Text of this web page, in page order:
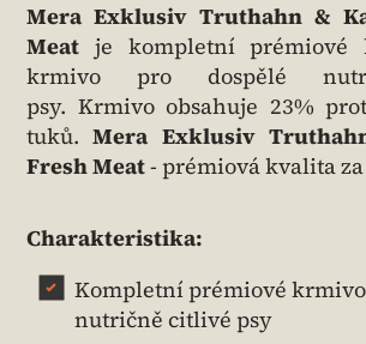
Mera Exklusiv Truthahn &
Meat je kompletní prémiové
krmivo pro dospělé
psy. Krmivo obsahuje 23%
tuků.Mera Exklusiv
Fresh Meat- prémiová kvalita
Charakteristika:
Kompletní prémiové
nutričně citlivé psy